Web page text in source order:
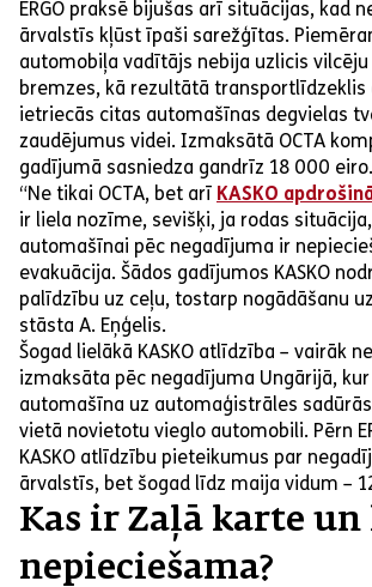
ERGO praksē bijušas arī situācijas, kad
ārvalstīs kļūst īpaši sarežģītas.
automobiļa vadītājs nebija uzlicis vilcēju
bremzes, kā rezultātā transportlīdzeklis
ietriecās citas automašīnas degvielas
zaudējumus videi. Izmaksātā OCTA
gadījumā sasniedza gandrīz 18 000 eiro.
“Ne tikai OCTA, bet arī KASKO
ir liela nozīme, sevišķi, ja rodas
automašīnai pēc negadījuma ir
evakuācija. Šādos gadījumos KASKO
palīdzību uz ceļu, tostarp nogādāšanu
stāsta A. Eņģelis.
Šogad lielākā KASKO atlīdzība – vairāk
izmaksāta pēc negadījuma Ungārijā,
automašīna uz automaģistrāles
vietā novietotu vieglo automobili. Pērn
KASKO atlīdzību pieteikumus par
ārvalstīs, bet šogad līdz maija vidum –
Kas ir Zaļā karte
nepieciešama?